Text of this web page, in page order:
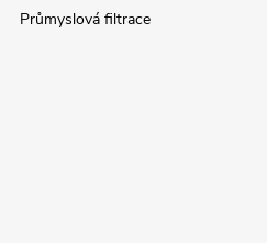
Průmyslová filtrace